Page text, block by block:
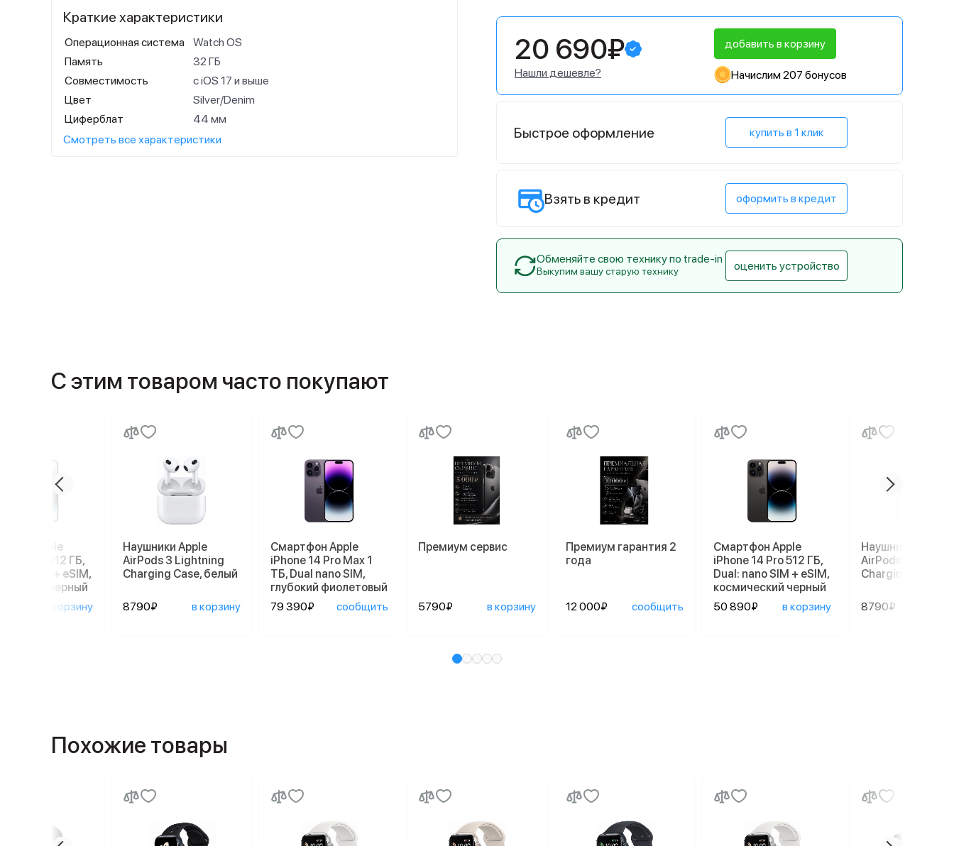
Краткие характеристики
Операционная система
Watch OS
Память
32 ГБ
Совместимость
с iOS 17 и выше
Цвет
Silver/Denim
Циферблат
44 мм
Смотреть все характеристики
20 690₽
Нашли дешевле?
добавить в корзину
Начислим 207 бонусов
Быстрое оформление купить в 1 клик
Взять в кредит оформить в кредит
Обменяйте свою технику по trade-in
Выкупим вашу старую технику оценить устройство
С этим товаром часто покупают
Apple
14 Pro 512 ГБ,
nano SIM + eSIM,
черный
в корзину
Наушники Apple
AirPods 3 Lightning
Charging Case, белый
8790₽ в корзину
Смартфон Apple
iPhone 14 Pro Max 1
ТБ, Dual nano SIM,
глубокий фиолетовый
79 390₽
сообщить
Премиум сервис
5790₽ в корзину
Премиум гарантия 2
года
12 000₽ сообщить
Смартфон Apple
iPhone 14 Pro 512 ГБ,
Dual: nano SIM + eSIM,
космический черный
50 890₽
в корзину
Наушники Apple
AirPods 3
Charging Case,
8790₽
Похожие товары